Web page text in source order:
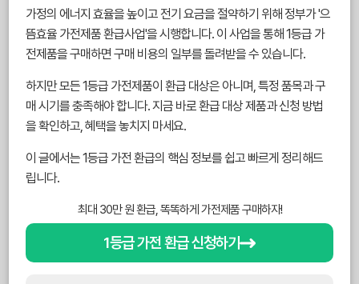
가정의 에너지 효율을 높이고 전기 요금을 절약하기 위해 정부가 '으
뜸효율 가전제품 환급사업'을 시행합니다. 이 사업을 통해 1등급 가
전제품을 구매하면 구매 비용의 일부를 돌려받을 수 있습니다.
하지만 모든 1등급 가전제품이 환급 대상은 아니며, 특정 품목과 구
매 시기를 충족해야 합니다. 지금 바로 환급 대상 제품과 신청 방법
을 확인하고, 혜택을 놓치지 마세요.
이 글에서는 1등급 가전 환급의 핵심 정보를 쉽고 빠르게 정리해드
립니다.
최대 30만 원 환급, 똑똑하게 가전제품 구매하자!
1등급 가전 환급 신청하기